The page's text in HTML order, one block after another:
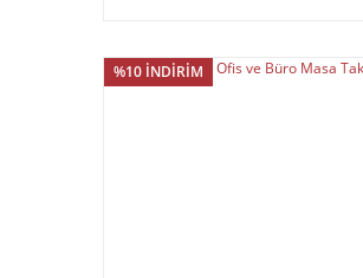
%10 İNDİRİM